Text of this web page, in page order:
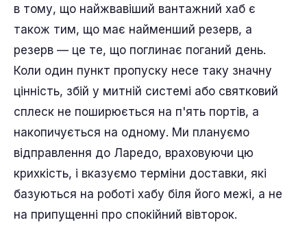
в тому, що найжвавіший вантажний хаб є
також тим, що має найменший резерв, а
резерв — це те, що поглинає поганий день.
Коли один пункт пропуску несе таку значну
цінність, збій у митній системі або святковий
сплеск не поширюється на п'ять портів, а
накопичується на одному. Ми плануємо
відправлення до Ларедо, враховуючи цю
крихкість, і вказуємо терміни доставки, які
базуються на роботі хабу біля його межі, а не
на припущенні про спокійний вівторок.